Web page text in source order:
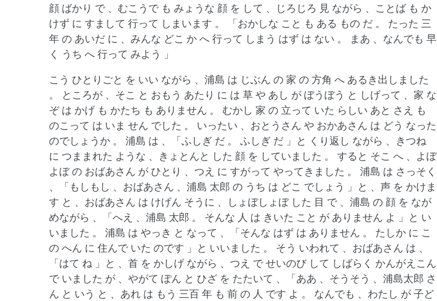
顔 ばかり で 、むこうで も みょうな 顔 を して 、じろじろ 見 ながら 、ことば も か
けず に すまして 行って しまいます 。
「おかしな こと も ある もの だ 。
たった 三
年 の あいだ に 、みんな どこ か へ 行って しまう はず は ない 。
まあ 、なんでも 早
く うち へ 行って みよう 」
こう ひとりごと を いい ながら 、浦島 は じぶん の 家 の 方角 へ あるき出しました
。
ところが 、そこ と おもう あたり に は 草 や あし が ぼうぼう と しげって 、家 な
ぞ は かげ も かたち も ありません 。
むかし 家 の 立って いた らしい あと さえ も
のこって は いま せん でした 。
いったい 、おとうさん や おかあさん は どう なった
のでしょうか 。
浦島 は 、「ふしぎ だ 。
ふしぎ だ 」と くり返し ながら 、きつね
に つままれた ような 、きょとんと した 顔 を していました 。
すると そこ へ 、よぼ
よぼ の おばあさん が ひとり 、つえ に すがって やってきました 。
浦島 は さっそく
、「もしもし 、おばあさん 、浦島 太郎 の うち は どこ でしょう 」と 、声 を かけま
す と 、おばあさん は けげん そうに 、しょぼしょぼ した 目 で 、浦島 の 顔 を なが
めながら 、「へえ 、浦島 太郎 。
そんな 人 は きいた こと が ありません よ 」と い
いました 。
浦島 は やっき と なって 、「そんな はず は ありません 。
たしか に こ
の へん に 住んで いた のです 」と いいました 。
そう いわれて 、おばあさん は 、
「はて ね 」と 、首 を かしげ ながら 、つえ で せいのび して しばらく かんがえこん
で いました が 、やがて ぽん と ひざ を たたいて 、「ああ 、そうそう 、浦島太郎 さ
ん と いう と 、あれ は もう 三百 年 も 前 の 人 です よ 。
なんでも 、わたし が 子ど